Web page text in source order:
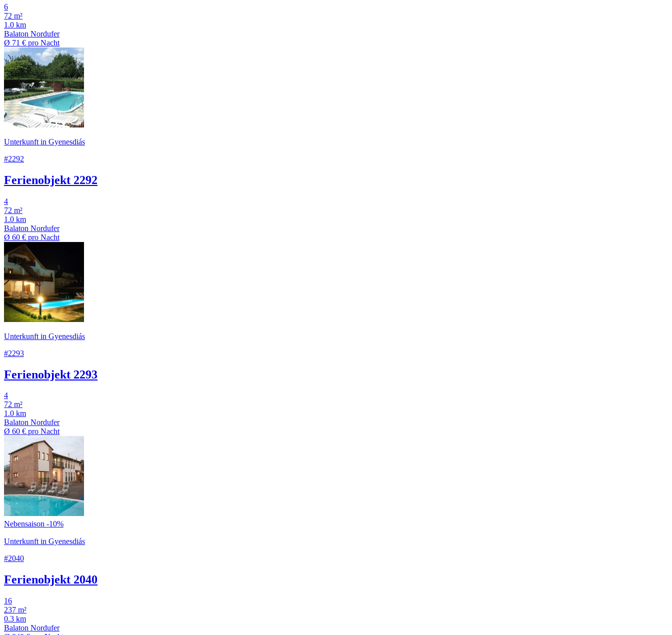
6
72 m²
1.0 km
Balaton Nordufer
Ø 71 € pro Nacht
Unterkunft in Gyenesdiás
#2292
Ferienobjekt 2292
4
72 m²
1.0 km
Balaton Nordufer
Ø 60 € pro Nacht
Unterkunft in Gyenesdiás
#2293
Ferienobjekt 2293
4
72 m²
1.0 km
Balaton Nordufer
Ø 60 € pro Nacht
Nebensaison -10%
Unterkunft in Gyenesdiás
#2040
Ferienobjekt 2040
16
237 m²
0.3 km
Balaton Nordufer